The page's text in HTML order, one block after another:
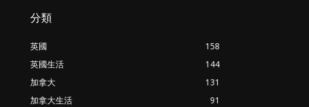
分類
英國
158
英國生活
144
加拿大
131
加拿大生活
91